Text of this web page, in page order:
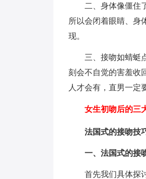
二、身体像僵住
所以会闭着眼睛、身
现。
三、接吻如蜻蜓
刻会不自觉的害羞收
人才会有，直男一定
女生初吻后的三
法国式的接吻技
一、法国式的接
首先我们具体探